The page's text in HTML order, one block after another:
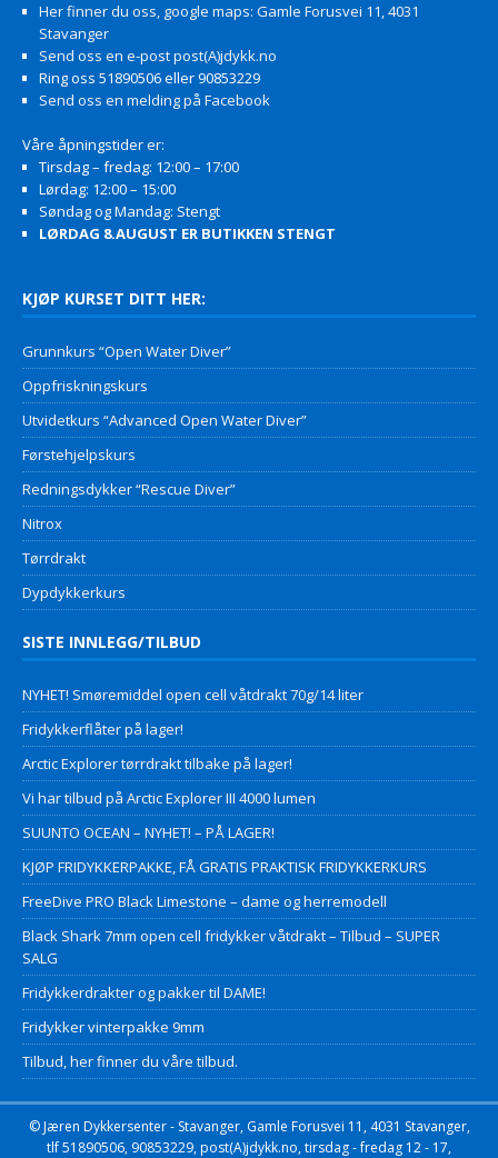
Her finner du oss, google maps: Gamle Forusvei 11, 4031
Stavanger
Send oss en e-post post(A)jdykk.no
Ring oss 51890506 eller 90853229
Send oss en melding på Facebook
Våre åpningstider er:
Tirsdag – fredag: 12:00 – 17:00
Lørdag: 12:00 – 15:00
Søndag og Mandag: Stengt
LØRDAG 8.AUGUST ER BUTIKKEN STENGT
KJØP KURSET DITT HER:
Grunnkurs “Open Water Diver”
Oppfriskningskurs
Utvidetkurs “Advanced Open Water Diver”
Førstehjelpskurs
Redningsdykker “Rescue Diver”
Nitrox
Tørrdrakt
Dypdykkerkurs
SISTE INNLEGG/TILBUD
NYHET! Smøremiddel open cell våtdrakt 70g/14 liter
Fridykkerflåter på lager!
Arctic Explorer tørrdrakt tilbake på lager!
Vi har tilbud på Arctic Explorer III 4000 lumen
SUUNTO OCEAN – NYHET! – PÅ LAGER!
KJØP FRIDYKKERPAKKE, FÅ GRATIS PRAKTISK FRIDYKKERKURS
FreeDive PRO Black Limestone – dame og herremodell
Black Shark 7mm open cell fridykker våtdrakt – Tilbud – SUPER
SALG
Fridykkerdrakter og pakker til DAME!
Fridykker vinterpakke 9mm
Tilbud, her finner du våre tilbud.
© Jæren Dykkersenter - Stavanger, Gamle Forusvei 11, 4031 Stavanger,
tlf 51890506, 90853229, post(A)jdykk.no, tirsdag - fredag 12 - 17,